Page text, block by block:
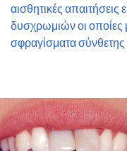
αισθητικές
δυσχρωμιών οι οποίες
σφραγίσματα σύνθετης